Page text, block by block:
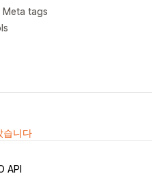
tags
습니다
API